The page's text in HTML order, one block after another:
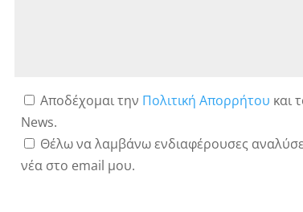
Αποδέχομαι την Πολιτική Απορρήτου και
News.
Θέλω να λαμβάνω ενδιαφέρουσες
νέα στο email μου.